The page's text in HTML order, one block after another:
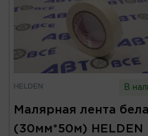
HELDEN В
Малярная лента
(30мм*50м) HELDEN